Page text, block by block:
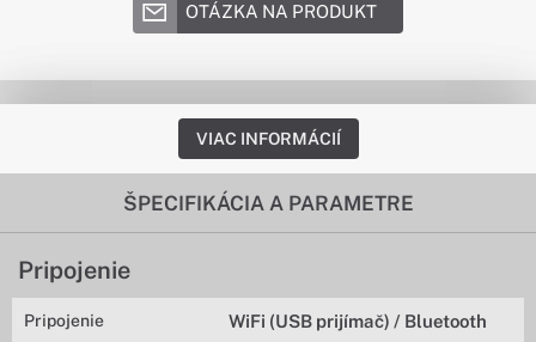
OTÁZKA NA PRODUKT
VIAC INFORMÁCIÍ
ŠPECIFIKÁCIA A PARAMETRE
Pripojenie
Pripojenie WiFi (USB prijímač) / Bluetooth